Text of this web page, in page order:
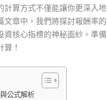
計算方式不僅能讓你更深入
文章中，我們將探討報酬率
資核心指標的神秘面紗。準
！
公式解析